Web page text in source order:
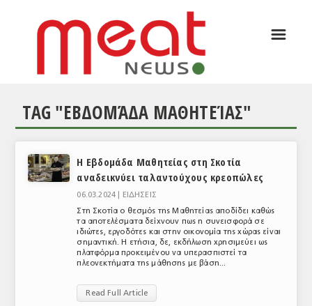
ΕΙΔΗΣΕΙΣ
ΘΕΜΑΤΑ
☰
TAG "ΕΒΔΟΜΆΔΑ ΜΑΘΗΤΕΊΑΣ"
Η Εβδομάδα Μαθητείας στη Σκoτία
αναδεικνύει ταλαντούχους κρεοπώλες
06.03.2024 |
ΕΙΔΗΣΕΙΣ
Στη Σκoτία ο θεσμός της Μαθητείας αποδίδει καθώς
τα αποτελέσματα δείχνουν πως η συνεισφορά σε
ιδιώτες, εργοδότες και στην οικονομία της χώρας είναι
σημαντική. Η ετήσια, δε, εκδήλωση χρησιμεύει ως
πλατφόρμα προκειμένου να υπερασπιστεί τα
πλεονεκτήματα της μάθησης με βάση...
Read Full Article